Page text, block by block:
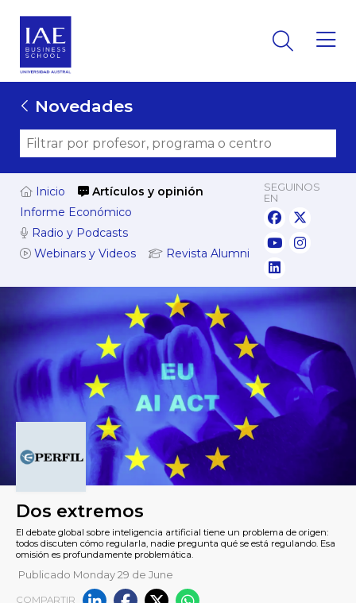
Novedades
Inicio
Artículos y opinión
Informe Económico
Radio y Podcasts
Webinars y Videos
Revista Alumni
SEGUINOS
EN
Publicado Monday 29 de June
COMPARTIR